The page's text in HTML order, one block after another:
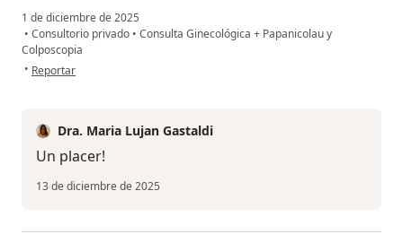
1 de diciembre de 2025
• Consultorio privado • Consulta Ginecológica + Papanicolau y
Colposcopia
• en opinión del usuario Iara Carolina
Reportar
Dra. Maria Lujan Gastaldi
Un placer!
13 de diciembre de 2025